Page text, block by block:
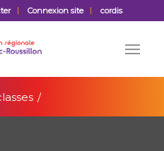
Connexion site cordis
/